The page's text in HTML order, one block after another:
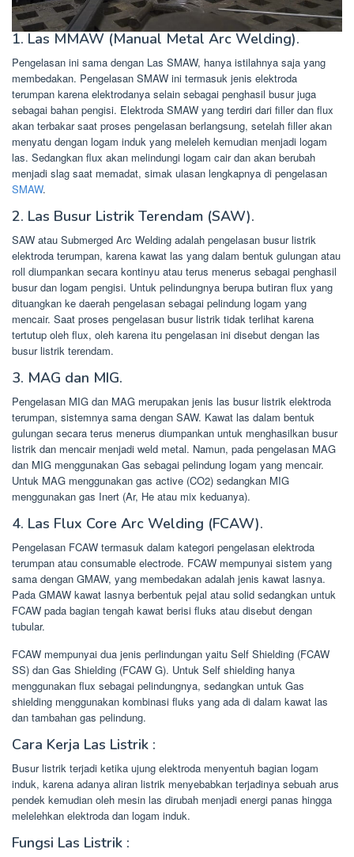
1. Las MMAW (Manual Metal Arc Welding).
Pengelasan ini sama dengan Las SMAW, hanya istilahnya saja yang
membedakan. Pengelasan SMAW ini termasuk jenis elektroda
terumpan karena elektrodanya selain sebagai penghasil busur juga
sebagai bahan pengisi. Elektroda SMAW yang terdiri dari filler dan flux
akan terbakar saat proses pengelasan berlangsung, setelah filler akan
menyatu dengan logam induk yang meleleh kemudian menjadi logam
las. Sedangkan flux akan melindungi logam cair dan akan berubah
menjadi slag saat memadat, simak ulasan lengkapnya di pengelasan
SMAW.
2. Las Busur Listrik Terendam (SAW).
SAW atau Submerged Arc Welding adalah pengelasan busur listrik
elektroda terumpan, karena kawat las yang dalam bentuk gulungan atau
roll diumpankan secara kontinyu atau terus menerus sebagai penghasil
busur dan logam pengisi. Untuk pelindungnya berupa butiran flux yang
dituangkan ke daerah pengelasan sebagai pelindung logam yang
mencair. Saat proses pengelasan busur listrik tidak terlihat karena
tertutup oleh flux, oleh karena itu pengelasan ini disebut dengan las
busur listrik terendam.
3. MAG dan MIG.
Pengelasan MIG dan MAG merupakan jenis las busur listrik elektroda
terumpan, sistemnya sama dengan SAW. Kawat las dalam bentuk
gulungan secara terus menerus diumpankan untuk menghasilkan busur
listrik dan mencair menjadi weld metal. Namun, pada pengelasan MAG
dan MIG menggunakan Gas sebagai pelindung logam yang mencair.
Untuk MAG menggunakan gas active (CO2) sedangkan MIG
menggunakan gas Inert (Ar, He atau mix keduanya).
4. Las Flux Core Arc Welding (FCAW).
Pengelasan FCAW termasuk dalam kategori pengelasan elektroda
terumpan atau consumable electrode. FCAW mempunyai sistem yang
sama dengan GMAW, yang membedakan adalah jenis kawat lasnya.
Pada GMAW kawat lasnya berbentuk pejal atau solid sedangkan untuk
FCAW pada bagian tengah kawat berisi fluks atau disebut dengan
tubular.
FCAW mempunyai dua jenis perlindungan yaitu Self Shielding (FCAW
SS) dan Gas Shielding (FCAW G). Untuk Self shielding hanya
menggunakan flux sebagai pelindungnya, sedangkan untuk Gas
shielding menggunakan kombinasi fluks yang ada di dalam kawat las
dan tambahan gas pelindung.
Cara Kerja Las Listrik :
Busur listrik terjadi ketika ujung elektroda menyentuh bagian logam
induk, karena adanya aliran listrik menyebabkan terjadinya sebuah arus
pendek kemudian oleh mesin las dirubah menjadi energi panas hingga
melelehkan elektroda dan logam induk.
Fungsi Las Listrik :